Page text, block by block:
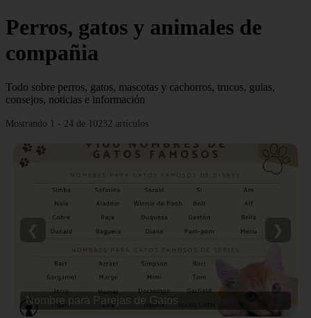
Perros, gatos y animales de
compañia
Todo sobre perros, gatos, mascotas y cachorros, trucos, guias,
consejos, noticias e información
Mostrando 1 - 24 de 10232 artículos
Nombre para Parejas de Gatos
❮ ❯